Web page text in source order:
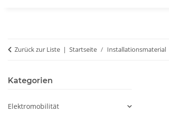
Zurück zur Liste Startseite Installationsmaterial
Kategorien
Elektromobilität